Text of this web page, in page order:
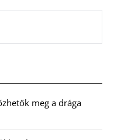
meg a drága